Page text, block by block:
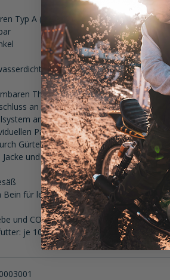
Typ A (320947) oder Typ B (320948),
winddicht und atmungsaktiv
Thermofutter
an Oberschenkel
am Hosenbund
Passformoptimierung an
Gürtel und Knopflöcher für Hosenträger
Jacke und Hose durch kurzen
Bein für leichten Einstieg
und CORDURA® Ripstopp (je 100 %
je 100 % Polyester